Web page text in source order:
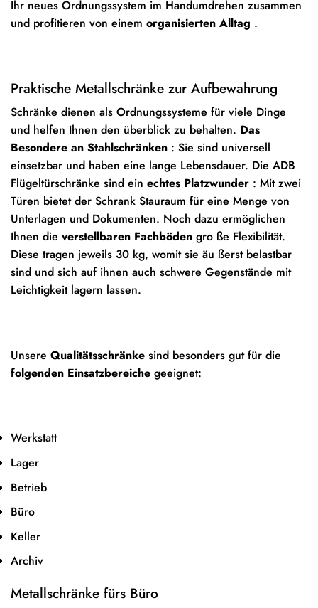
Ihr neues Ordnungssystem im Handumdrehen zusammen
und profitieren von einem organisierten Alltag .
Praktische Metallschränke zur Aufbewahrung
Schränke dienen als Ordnungssysteme für viele Dinge
und helfen Ihnen den überblick zu behalten. Das
Besondere an Stahlschränken : Sie sind universell
einsetzbar und haben eine lange Lebensdauer. Die ADB
Flügeltürschränke sind ein echtes Platzwunder : Mit zwei
Türen bietet der Schrank Stauraum für eine Menge von
Unterlagen und Dokumenten. Noch dazu ermöglichen
Ihnen die verstellbaren Fachböden gro ße Flexibilität.
Diese tragen jeweils 30 kg, womit sie äu ßerst belastbar
sind und sich auf ihnen auch schwere Gegenstände mit
Leichtigkeit lagern lassen.
Unsere Qualitätsschränke sind besonders gut für die
folgenden Einsatzbereiche geeignet:
Werkstatt
Lager
Betrieb
Büro
Keller
Archiv
Metallschränke fürs Büro